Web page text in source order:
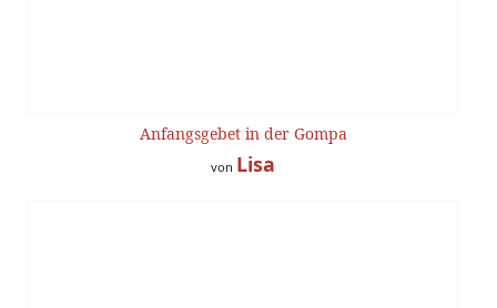
Anfangsgebet in der Gompa
von Lisa